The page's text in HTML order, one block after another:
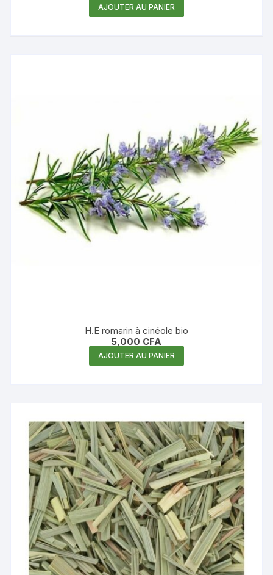
AJOUTER AU PANIER
H.E romarin à cinéole bio
5,000 CFA
AJOUTER AU PANIER